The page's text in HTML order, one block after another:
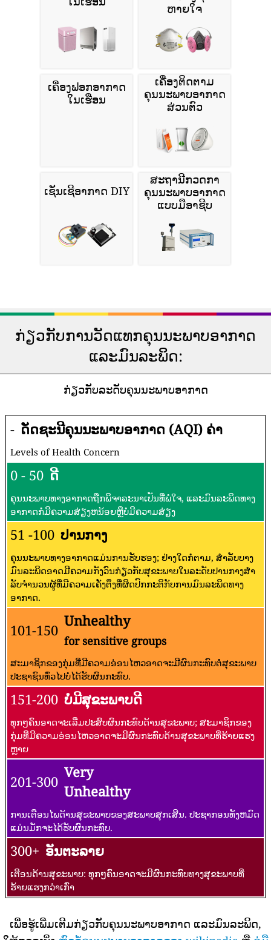
ຫາຍໃຈ
ເຄື່ອງຟອກອາກາດ
ໃນເຮືອນ
ເຄື່ອງຕິດຕາມ
ຄຸນນະພາບອາກາດ
ສ່ວນຕົວ
ເຊັນເຊີອາກາດ DIY
ສະຖານີກວດກາ
ຄຸນນະພາບອາກາດ
ແບບມືອາຊີບ
ກ່ຽວກັບການວັດແທກຄຸນນະພາບອາກາດ
ແລະມົນລະພິດ:
ກ່ຽວກັບລະດັບຄຸນນະພາບອາກາດ
- ດັດຊະນີຄຸນນະພາບອາກາດ (AQI) ຄ່າ
Levels of Health Concern
0 - 50 ດີ
ຄຸນນະພາບທາງອາກາດຖືກພິຈາລະນາເປັນທີ່ພໍໃຈ, ແລະມົນລະພິດທາງ
ອາກາດກໍ່ມີຄວາມສ່ຽງຫນ້ອຍຫຼືບໍ່ມີຄວາມສ່ຽງ
51 -100 ປານກາງ
ຄຸນນະພາບທາງອາກາດແມ່ນການຮັບຮອງ; ຢ່າງໃດກໍ່ຕາມ, ສໍາລັບບາງ
ມົນລະພິດອາດມີຄວາມກັງວົນກ່ຽວກັບສຸຂະພາບໃນລະດັບປານກາງສໍາ
ລັບຈໍານວນຜູ້ທີ່ມີຄວາມເຄັ່ງຕຶງທີ່ຜິດປົກກະຕິກັບການມົນລະພິດທາງ
ອາກາດ.
101-150
Unhealthy
for sensitive groups
ສະມາຊິກຂອງກຸ່ມທີ່ມີຄວາມອ່ອນໄຫວອາດຈະມີຜົນກະທົບຕໍ່ສຸຂະພາບ
ປະຊາຊົນທົ່ວໄປບໍ່ໄດ້ຮັບຜົນກະທົບ.
151-200 ບໍ່ມີສຸຂະພາບດີ
ທຸກໆຄົນອາດຈະເລີ່ມປະສົບຜົນກະທົບດ້ານສຸຂະພາບ; ສະມາຊິກຂອງ
ກຸ່ມທີ່ມີຄວາມອ່ອນໄຫວອາດຈະມີຜົນກະທົບດ້ານສຸຂະພາບທີ່ຮ້າຍແຮງ
ຫຼາຍ
201-300
Very
Unhealthy
ການເຕືອນໄພດ້ານສຸຂະພາບຂອງສະພາບສຸກເສີນ. ປະຊາກອນທັງຫມົດ
ແມ່ນມັກຈະໄດ້ຮັບຜົນກະທົບ.
300+ ອັນຕະລາຍ
ເຕືອນດ້ານສຸຂະພາບ: ທຸກໆຄົນອາດຈະມີຜົນກະທົບທາງສຸຂະພາບທີ່
ຮ້າຍແຮງກວ່າເກົ່າ
ເພື່ອຮູ້ເພີ່ມເຕີມກ່ຽວກັບຄຸນນະພາບອາກາດ ແລະມົນລະພິດ,